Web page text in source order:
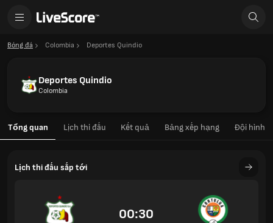
Bóng đá Colombia Deportes Quindio
Deportes Quindio
Colombia
Tổng quan Lịch thi đấu Kết quả Bảng xếp hạng Đội hình
Lịch thi đấu sắp tới
00:30